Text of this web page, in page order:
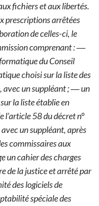
fichiers et aux libertés.
prescriptions arrêtées
de celles-ci, le
comprenant :―
du Conseil
choisi sur la liste des
avec un suppléant ;― un
la liste établie en
l'article 58 du décret n°
un suppléant, après
commissaires aux
un cahier des charges
de la justice et arrêté par
des logiciels de
spéciale des